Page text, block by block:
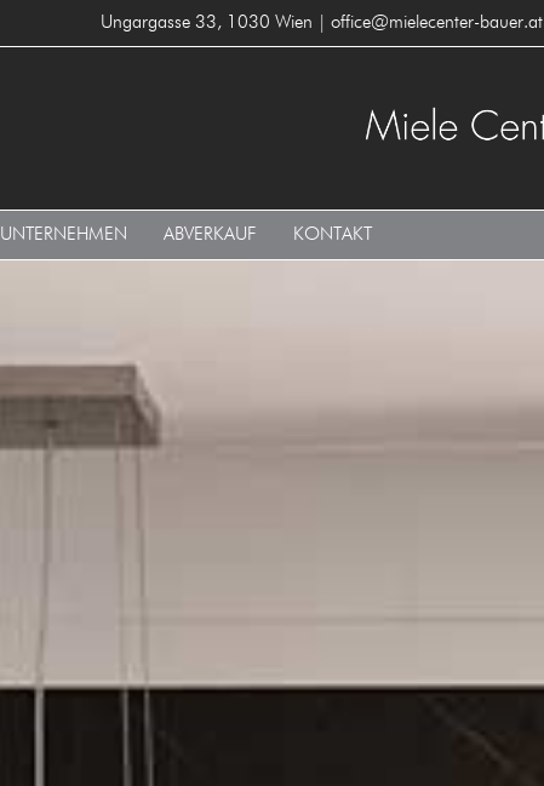
Ungargasse 33, 1030 Wien office@mielecenter-bauer.at
UNTERNEHMEN ABVERKAUF KONTAKT